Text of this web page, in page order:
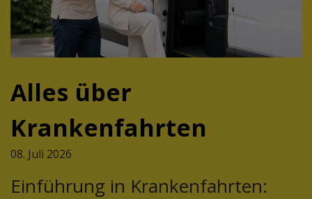
Alles über
Krankenfahrten
08. Juli 2026
Einführung in Krankenfahrten: